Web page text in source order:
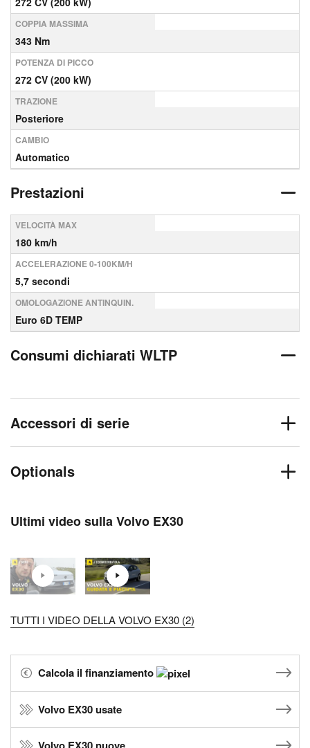
COPPIA MASSIMA
343 Nm
POTENZA DI PICCO
272 CV (200 kW)
TRAZIONE
Posteriore
CAMBIO
Automatico
Prestazioni
VELOCITÀ MAX
180 km/h
ACCELERAZIONE 0-100KM/H
5,7 secondi
OMOLOGAZIONE ANTINQUIN.
Euro 6D TEMP
Consumi dichiarati WLTP
Accessori di serie
Optionals
Ultimi video sulla Volvo EX30
TUTTI I VIDEO DELLA VOLVO EX30 (2)
Calcola il finanziamento
Volvo EX30 usate